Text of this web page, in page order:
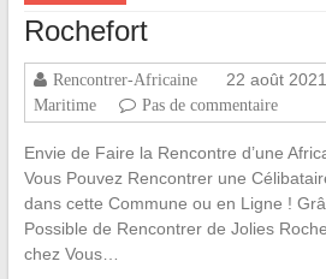
Rochefort
Rencontrer-Africaine 22 août 2021
Maritime
Pas de commentaire
Envie de Faire la Rencontre d’une
Vous Pouvez Rencontrer une
dans cette Commune ou en Ligne !
Possible de Rencontrer de Jolies
chez Vous…